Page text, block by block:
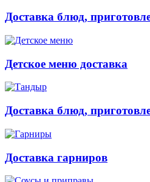
Доставка блюд,
Детское меню доставка
Доставка блюд,
Доставка гарниров